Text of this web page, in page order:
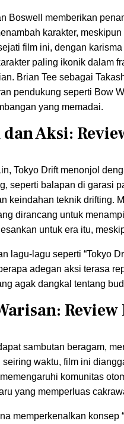
Boswell memberikan
karakter,
film ini, dengan
paling ikonik dalam
Brian Tee sebagai
pendukung seperti Bow
yang memadai.
Aksi:
Tokyo Drift menonjol
seperti balapan di garasi
keindahan teknik drifting.
dirancang untuk
untuk era itu,
lagu-lagu seperti “Tokyo
adegan aksi terasa
agak dangkal tentang
sambutan beragam,
waktu, film ini
komunitas
yang memperluas
memperkenalkan konsep